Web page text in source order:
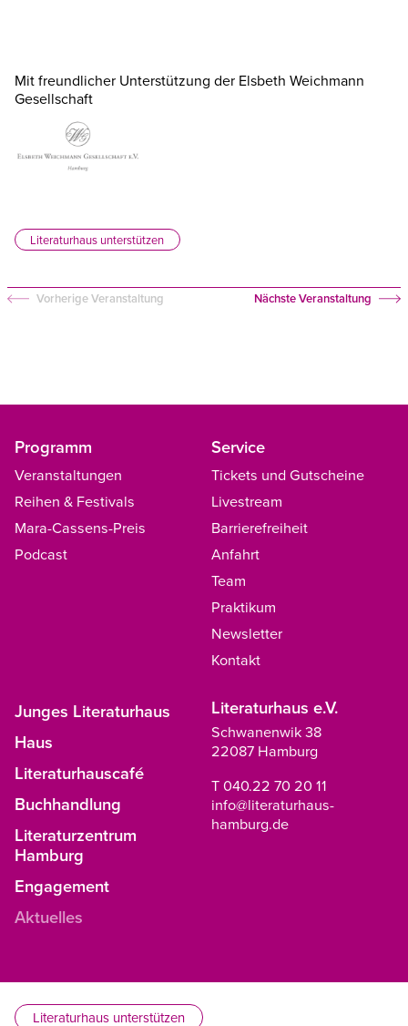
Mit freundlicher Unterstützung der Elsbeth Weichmann
Gesellschaft
Literaturhaus unterstützen
Vorherige Veranstaltung Nächste Veranstaltung
Programm
Veranstaltungen
Reihen & Festivals
Mara-Cassens-Preis
Podcast
Service
Tickets und Gutscheine
Livestream
Barrierefreiheit
Anfahrt
Team
Praktikum
Newsletter
Kontakt
Junges Literaturhaus
Haus
Literaturhauscafé
Buchhandlung
Literaturzentrum
Hamburg
Engagement
Aktuelles
Literaturhaus e.V.
Schwanenwik 38
22087 Hamburg
T 040.22 70 20 11
info@literaturhaus-
hamburg.de
Literaturhaus unterstützen